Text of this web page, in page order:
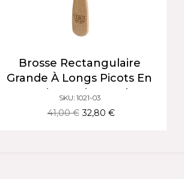
Brosse Rectangulaire
Grande À Longs Picots En
Bois De Charme |
Cheveux Longs & Épais
SKU: 1021-03
41,00 € 32,80 €